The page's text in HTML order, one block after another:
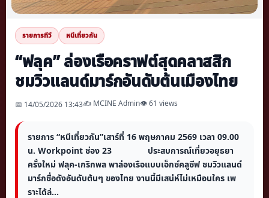
รายการทีวี หนีเที่ยวกัน
“ฟลุค” ล่องเรือคราฟต์สุดคลาสสิก
ชมวิวแลนด์มาร์กอันดับต้นเมืองไทย
📅 14/05/2026 13:43✍️ MCINE Admin👁 61 views
รายการ “หนีเที่ยวกัน”เสาร์ที่ 16 พฤษภาคม 2569 เวลา 09.00
น. Workpoint ช่อง 23 ประสบการณ์เที่ยวอยุธยา
ครั้งใหม่ ฟลุค-เกริกพล พาล่องเรือแบบเอ็กซ์คลูซีฟ ชมวิวแลนด์
มาร์กชื่อดังอันดับต้นๆ ของไทย งานนี้มีเสน่ห์ไม่เหมือนใคร เพ
ราะได้ล่...